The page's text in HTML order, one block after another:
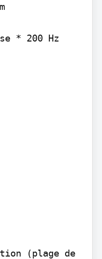
* 200 Hz
(plage de